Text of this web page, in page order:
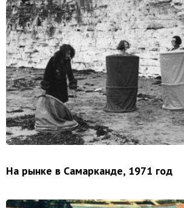
На рынке в Самарканде, 1971 год